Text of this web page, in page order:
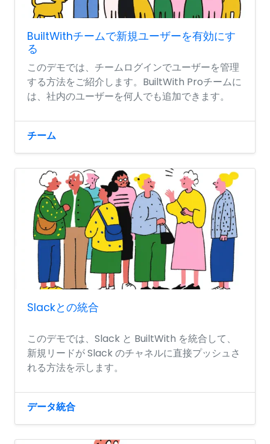
BuiltWithチームで新規ユーザーを有効にす
る
このデモでは、チームログインでユーザーを管理
する方法をご紹介します。BuiltWith Proチームに
は、社内のユーザーを何人でも追加できます。
チーム
Slackとの統合
このデモでは、Slack と BuiltWith を統合して、
新規リードが Slack のチャネルに直接プッシュさ
れる方法を示します。
データ統合